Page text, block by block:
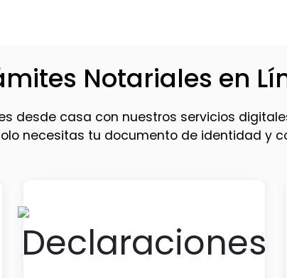
Notariales en
desde casa con nuestros servicios
necesitas tu documento de identidad y